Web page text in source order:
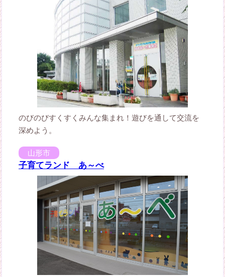
のびのびすくすくみんな集まれ！遊びを通して交流を
深めよう。
山形市
子育てランド あ～べ